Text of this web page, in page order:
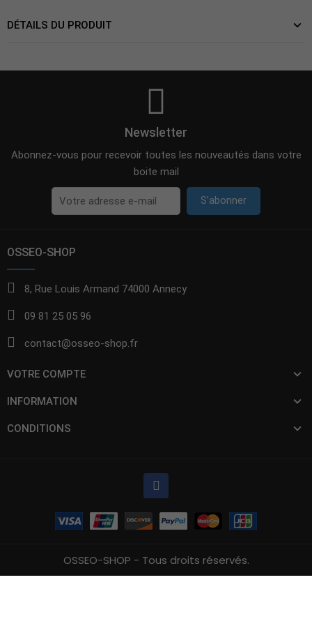
DÉTAILS DU PRODUIT
Newsletter
Abonnez-vous pour recevoir toutes les nouveautés dans votre
boite mail
S’abonner
OSSEO-SHOP
8, Rue Louis Armand 74000 Annecy
09 81 25 05 96
contact@osseo-shop.fr
VOTRE COMPTE
INFORMATION
CONDITIONS
OSSEO-SHOP - Tous droits réservés.